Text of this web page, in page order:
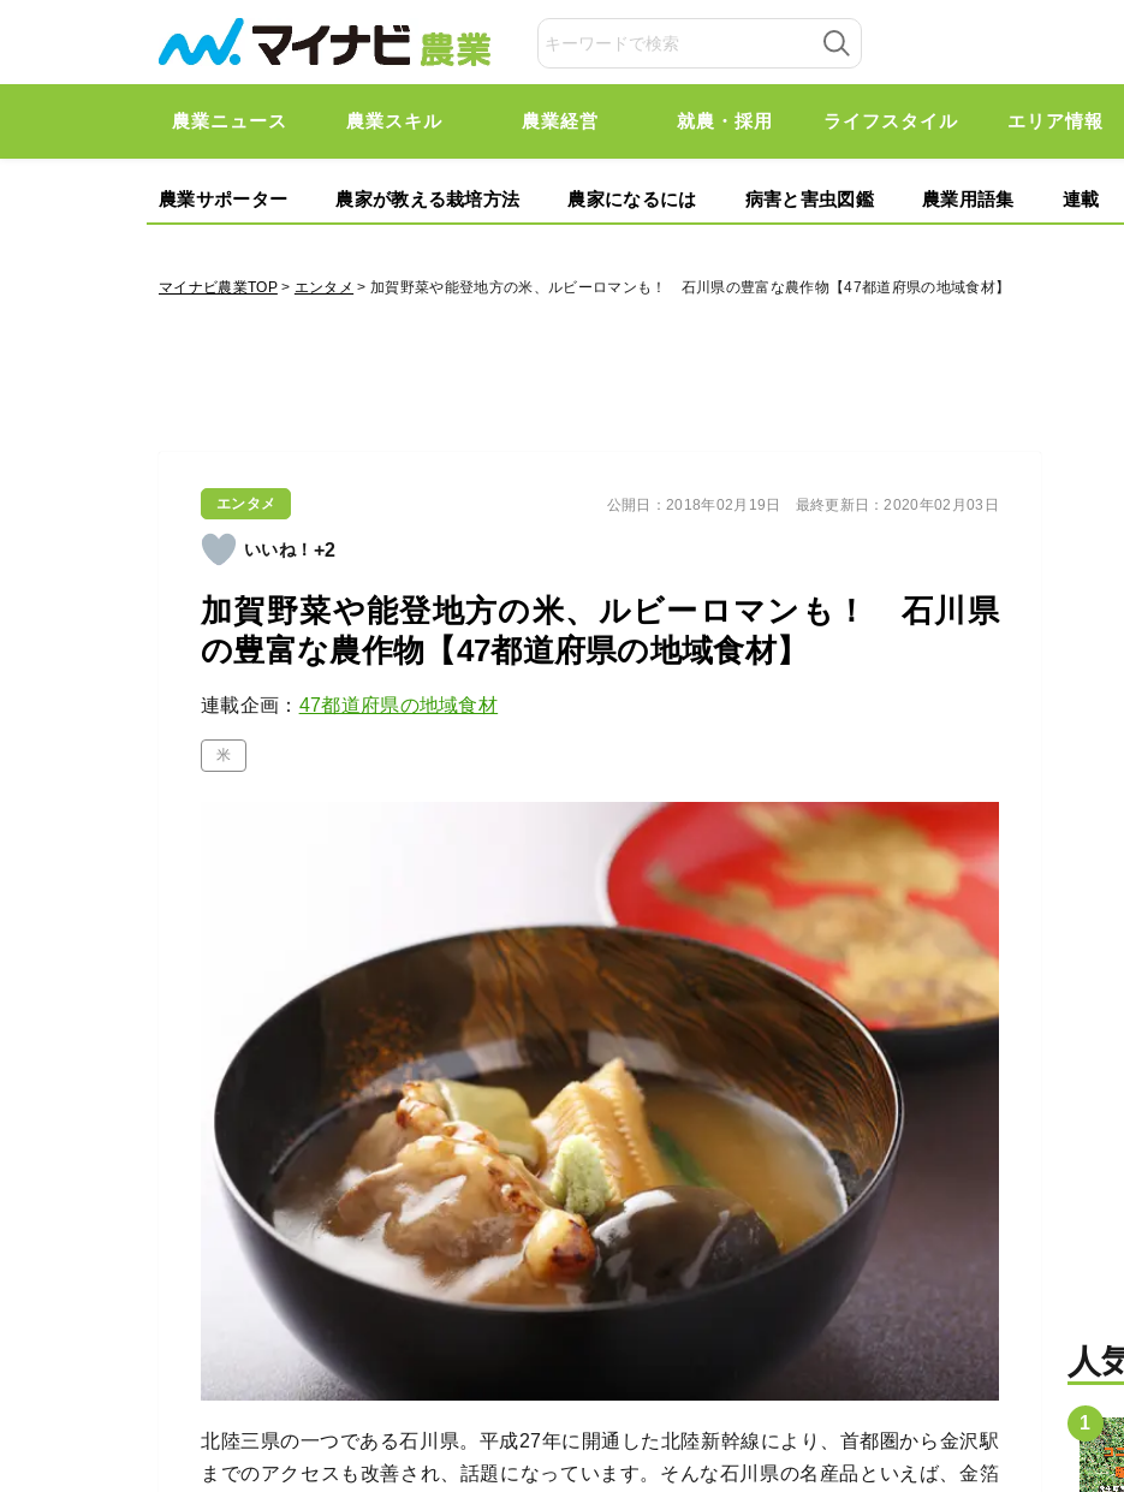
農業ニュース 農業スキル 農業経営 就農・採用 ライフスタイル エリア情報
農業サポーター 農家が教える栽培方法 農家になるには 病害と害虫図鑑 農業用語集 連載
マイナビ農業TOP> エンタメ > 加賀野菜や能登地方の米、ルビーロマンも！ 石川県の豊富な農作物【47都道府県の地域食材】
エンタメ
+2
加賀野菜や能登地方の米、ルビーロマンも！ 石川県
の豊富な農作物【47都道府県の地域食材】
連載企画： 47都道府県の地域食材
米
公開日：2018年02月19日 最終更新日：2020年02月03日
北陸三県の一つである石川県。平成27年に開通した北陸新幹線により、首都圏から金沢駅
までのアクセスも改善され、話題になっています。そんな石川県の名産品といえば、金箔
人